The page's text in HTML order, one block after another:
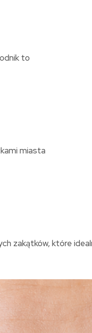
to
miasta
zakątków, które